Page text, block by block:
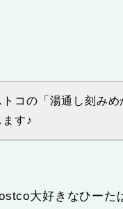
トコの「湯通し刻みめ
ます♪
大好きなひーた